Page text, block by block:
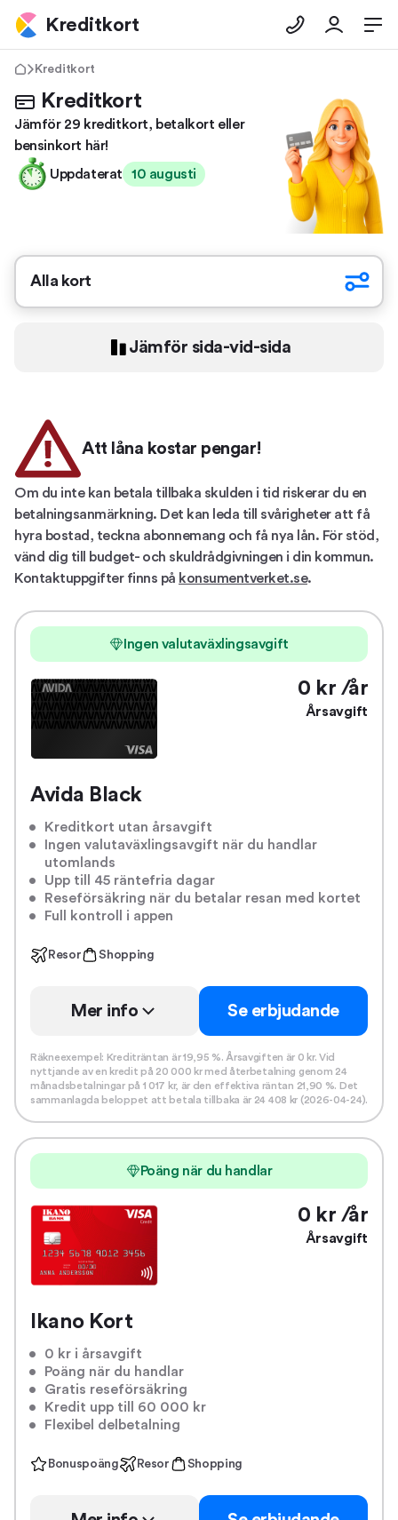
Kreditkort
Kreditkort
Kreditkort
Jämför 29 kreditkort, betalkort eller
bensinkort här!
Uppdaterat
10 augusti
Alla kort
Jämför sida-vid-sida
Att låna kostar pengar!
Om du inte kan betala tillbaka skulden i tid riskerar du en
betalningsanmärkning. Det kan leda till svårigheter att få
hyra bostad, teckna abonnemang och få nya lån. För stöd,
vänd dig till budget- och skuldrådgivningen i din kommun.
Kontaktuppgifter finns på konsumentverket.se.
Ingen valutaväxlingsavgift
0 kr /år
Årsavgift
Avida Black
Kreditkort utan årsavgift
Ingen valutaväxlingsavgift när du handlar
utomlands
Upp till 45 räntefria dagar
Reseförsäkring när du betalar resan med kortet
Full kontroll i appen
Resor Shopping
Mer info Se erbjudande
Räkneexempel: Krediträntan är 19,95 %. Årsavgiften är 0 kr. Vid
nyttjande av en kredit på 20 000 kr med återbetalning genom 24
månadsbetalningar på 1 017 kr, är den effektiva räntan 21,90 %. Det
sammanlagda beloppet att betala tillbaka är 24 408 kr (2026-04-24).
Poäng när du handlar
0 kr /år
Årsavgift
Ikano Kort
0 kr i årsavgift
Poäng när du handlar
Gratis reseförsäkring
Kredit upp till 60 000 kr
Flexibel delbetalning
Bonuspoäng Resor Shopping